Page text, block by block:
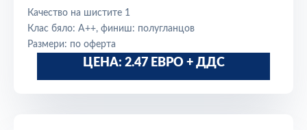
Качество на шистите 1
Клас бяло: A++, финиш: полугланцов
Размери: по оферта
ЦЕНА: 2.47 ЕВРО + ДДС